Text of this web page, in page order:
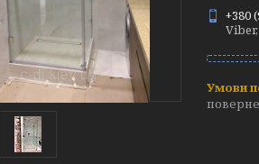
+380